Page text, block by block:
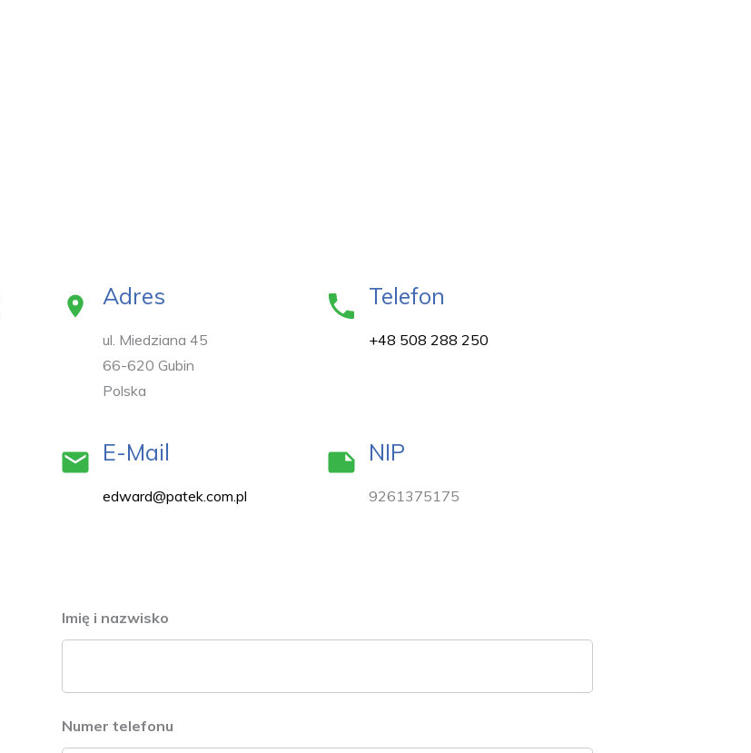
Adres
ul. Miedziana 45
66-620 Gubin
Polska
Telefon
+48 508 288 250
E-Mail
edward@patek.com.pl
NIP
9261375175
Imię i nazwisko
Numer telefonu